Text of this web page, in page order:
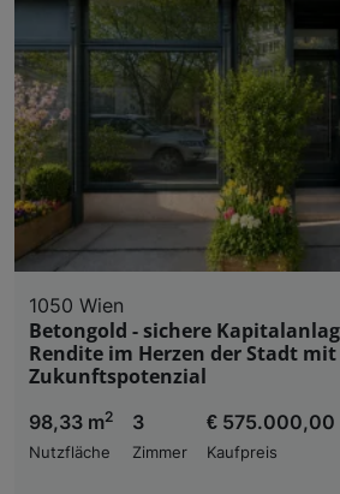
1050 Wien
Betongold - sichere
Rendite im Herzen der Stadt mit
Zukunftspotenzial
98,33 m2
Nutzfläche
3
Zimmer
€ 575.000,00
Kaufpreis